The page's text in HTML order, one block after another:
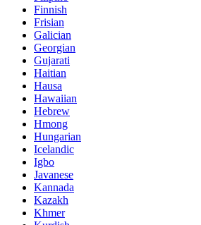
Finnish
Frisian
Galician
Georgian
Gujarati
Haitian
Hausa
Hawaiian
Hebrew
Hmong
Hungarian
Icelandic
Igbo
Javanese
Kannada
Kazakh
Khmer